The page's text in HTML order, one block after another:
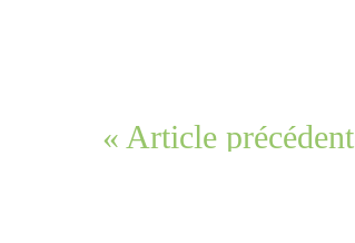
« Article précédent